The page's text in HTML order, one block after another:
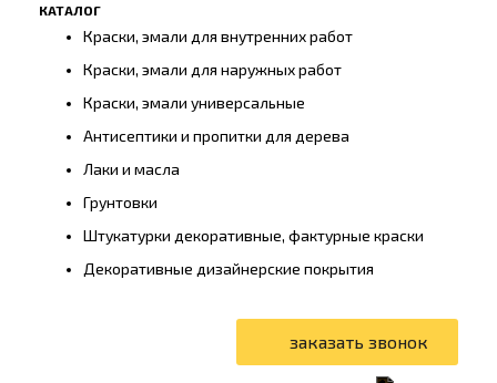
КАТАЛОГ
Краски, эмали для внутренних работ
Краски, эмали для наружных работ
Краски, эмали универсальные
Антисептики и пропитки для дерева
Лаки и масла
Грунтовки
Штукатурки декоративные, фактурные краски
Декоративные дизайнерские покрытия